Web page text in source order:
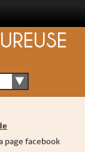
page facebook